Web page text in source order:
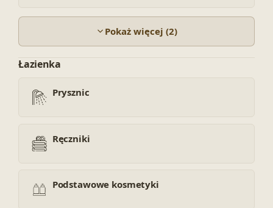
Pokaż więcej (2)
Łazienka
Prysznic
Ręczniki
Podstawowe kosmetyki